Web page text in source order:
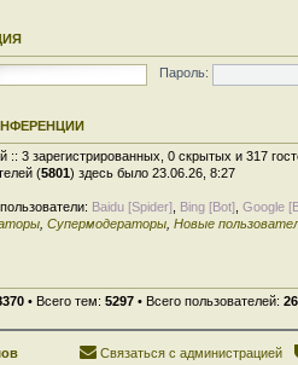
Пароль:
:: 3 зарегистрированных, 0 скрытых и 317
(5801) здесь было 23.06.26, 8:27
Baidu [Spider] Bing [Bot] Google
Супермодераторы Новые
• Всего тем: 5297 • Всего пользователей:
Связаться с администрацией